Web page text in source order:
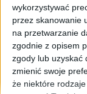
wykorzystywać
przez skanowanie
na przetwarzanie
zgodnie z opisem
zgody lub uzyskać
zmienić swoje
że niektóre